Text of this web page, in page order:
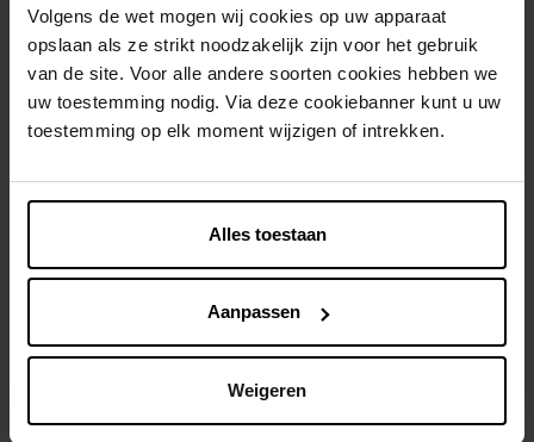
Volgens de wet mogen wij cookies op uw apparaat
opslaan als ze strikt noodzakelijk zijn voor het gebruik
van de site. Voor alle andere soorten cookies hebben we
uw toestemming nodig. Via deze cookiebanner kunt u uw
toestemming op elk moment wijzigen of intrekken.
Alles toestaan
Aanpassen
Weigeren
Verzending binnen 24u
Nog iets vergeten ?